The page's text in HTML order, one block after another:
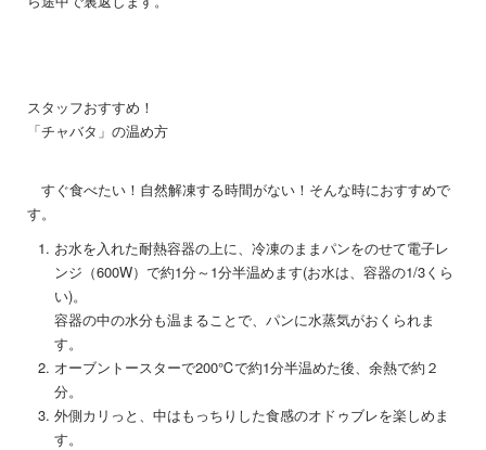
スタッフおすすめ！
「チャバタ」の温め方
すぐ食べたい！自然解凍する時間がない！そんな時におすすめで
す。
お水を入れた耐熱容器の上に、冷凍のままパンをのせて電子レ
ンジ（600W）で約1分～1分半温めます(お水は、容器の1/3くら
い)。
容器の中の水分も温まることで、パンに水蒸気がおくられま
す。
オーブントースターで200℃で約1分半温めた後、余熱で約２
分。
外側カリっと、中はもっちりした食感のオドゥブレを楽しめま
す。